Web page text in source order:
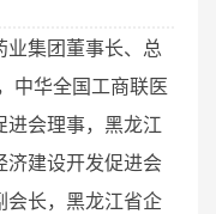
业集团董事长、总
中华全国工商联医
进会理事，黑龙江
济建设开发促进会
会长，黑龙江省企